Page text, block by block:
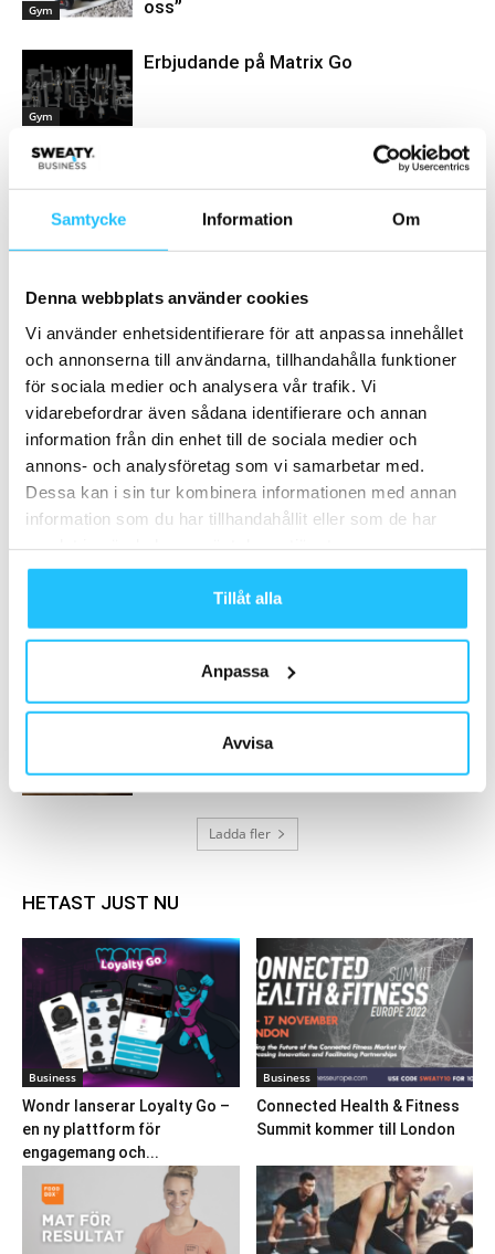
Samtycke Information Om
Denna webbplats använder cookies
Vi använder enhetsidentifierare för att anpassa innehållet
och annonserna till användarna, tillhandahålla funktioner
för sociala medier och analysera vår trafik. Vi
vidarebefordrar även sådana identifierare och annan
information från din enhet till de sociala medier och
annons- och analysföretag som vi samarbetar med.
Dessa kan i sin tur kombinera informationen med annan
information som du har tillhandahållit eller som de har
Tillåt alla
Anpassa
Avvisa
Gym oss”
Gym
Erbjudande på Matrix Go
Samarbete
MEST POPULÄRA
STAC
2018-04-10
Starta gym – hur du behåller dina
årets nya stjärna?
2024-02-15
Ladda fler
HETAST JUST NU
Business
Wondr lanserar Loyalty Go –
en ny plattform för
engagemang och...
Business
Connected Health & Fitness
Summit kommer till London